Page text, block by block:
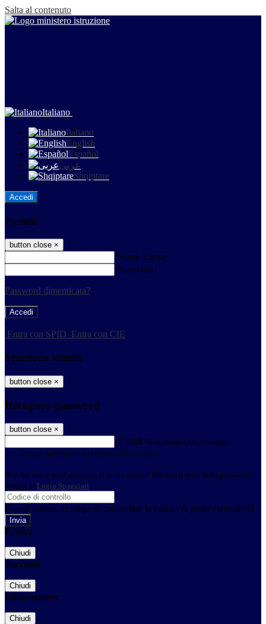
Salta al contenuto
Italiano
Italiano
English
Español
عربى
Shqiptare
Accedi
Accedi
button close ×
Nome Utente
Password
Password dimenticata?
-
Entra con SPID Entra con CIE
Seleziona utente
button close ×
Recupero password
button close ×
E-mail Verrà inviato un messaggio
all'indirizzo indicato con le istruzioni necessarie.
Non hai una e-mail associata al nome utente? Effettua il reset della password
tramite la Login Spaggiari
E-mail inviata, si prega di controllare la casella di posta elettronica!
Errore
Chiudi
Successo
Chiudi
Informazione
Chiudi